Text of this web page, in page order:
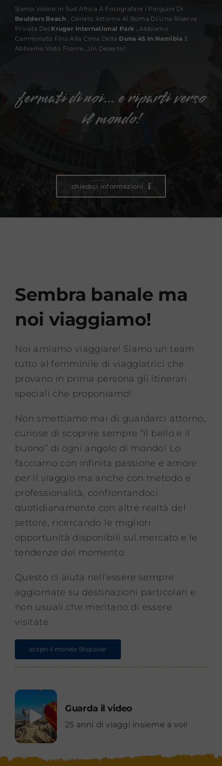
Siamo Volate In Sud Africa A Fotografare I Pinguini Di
Boulders Beach , Cenato Attorno Al Boma Di Una Riserva
Privata Del Kruger International Park . Abbiamo
Camminato Fino Alla Cima Della Duna 45 In Namibia E
Abbiamo Visto Fiorire…un Deserto!
fermati di noi… e riparti verso
il mondo!
chiedici informazioni
Sembra banale ma
noi viaggiamo!
Noi amiamo viaggiare! Siamo un team
tutto al femminile di viaggiatrici che
provano in prima persona gli itinerari
speciali che proponiamo!
Non smettiamo mai di guardarci attorno,
curiose di scoprire sempre “il bello e il
buono” di ogni angolo di mondo! Lo
facciamo con infinita passione e amore
per il viaggio ma anche con metodo e
professionalità, confrontandoci
quotidianamente con altre realtà del
settore, ricercando le migliori
opportunità disponibili sul mercato e le
tendenze del momento.
Questo ci aiuta nell’essere sempre
aggiornate su destinazioni particolari e
non usuali che meritano di essere
visitate.
scopri il mondo Stopover
Guarda il video
25 anni di viaggi insieme a voi!